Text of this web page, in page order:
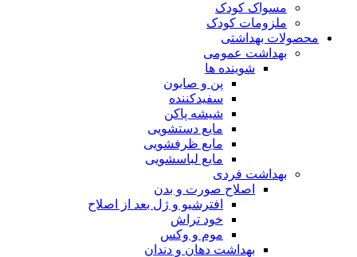
مسواک کودک
ملزومات کودک
محصولات بهداشتی
بهداشت عمومی
شوینده ها
پن و صابون
سفیدکننده
شیشه پاکن
مایع دستشویی
مایع ظرفشویی
مایع لباسشویی
بهداشت فردی
اصلاح صورت و بدن
افترشیو و ژل بعد از اصلاح
خود تراش
موم و وکس
بهداشت دهان و دندان